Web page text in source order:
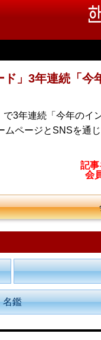
」3年連続「
3年連続「今年の
ページとSNSを通
記事
会
名鑑